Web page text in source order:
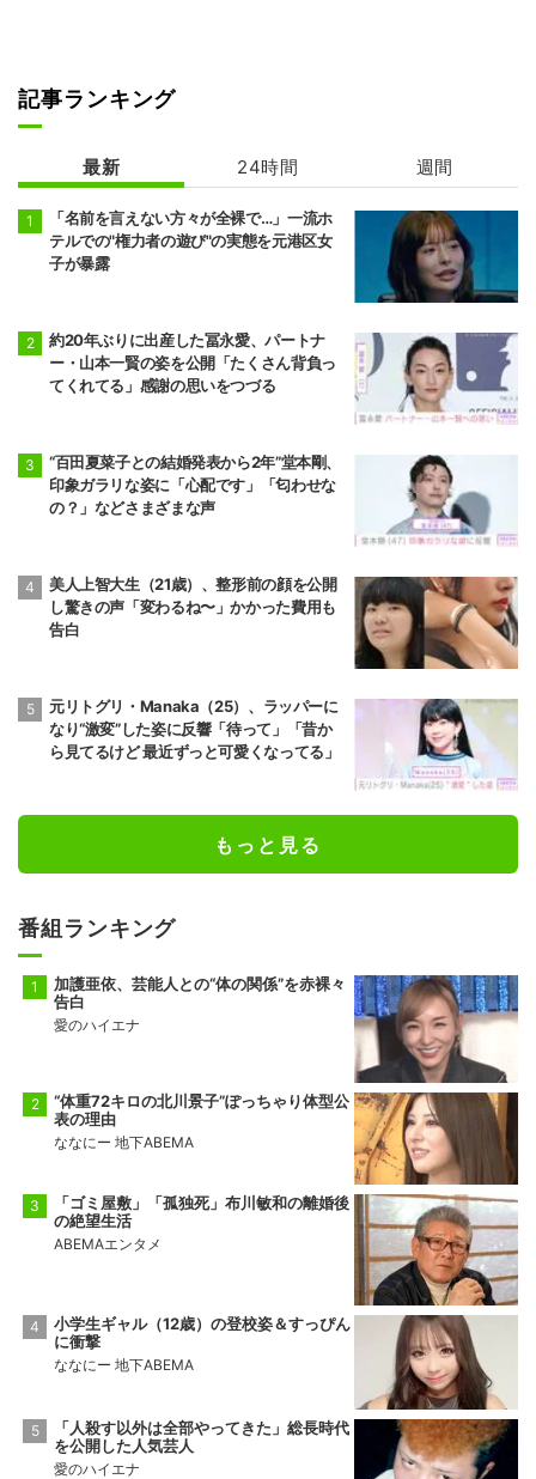
記事ランキング
最新 24時間 週間
「名前を言えない方々が全裸で…」一流ホ
テルでの"権力者の遊び"の実態を元港区女
子が暴露
約20年ぶりに出産した冨永愛、パートナ
ー・山本一賢の姿を公開「たくさん背負っ
てくれてる」感謝の思いをつづる
“百田夏菜子との結婚発表から2年”堂本剛、
印象ガラリな姿に「心配です」「匂わせな
の？」などさまざまな声
美人上智大生（21歳）、整形前の顔を公開
し驚きの声「変わるね〜」かかった費用も
告白
元リトグリ・Manaka（25）、ラッパーに
なり“激変”した姿に反響「待って」「昔か
ら見てるけど 最近ずっと可愛くなってる」
もっと見る
番組ランキング
加護亜依、芸能人との“体の関係”を赤裸々
告白
愛のハイエナ
“体重72キロの北川景子”ぽっちゃり体型公
表の理由
ななにー 地下ABEMA
「ゴミ屋敷」「孤独死」布川敏和の離婚後
の絶望生活
ABEMAエンタメ
小学生ギャル（12歳）の登校姿＆すっぴん
に衝撃
ななにー 地下ABEMA
「人殺す以外は全部やってきた」総長時代
を公開した人気芸人
愛のハイエナ